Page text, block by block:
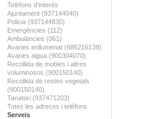
Telèfons d'interès
Ajuntament (937144040)
Policia (937144830)
Emergències (112)
Ambulàncies (061)
Avaries enllumenat (686216138)
Avaries aigua (900304070)
Recollida de mobles i altres
voluminosos (900150140)
Recollida de restes vegetals
(900150140)
Tanatori (937471203)
Totes les adreces i telèfons
Serveis